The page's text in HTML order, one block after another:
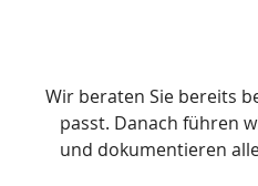
Wir beraten Sie bereits
passt. Danach führen
und dokumentieren